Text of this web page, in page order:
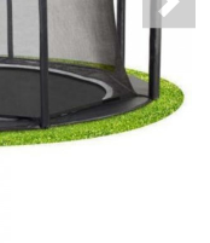
Next